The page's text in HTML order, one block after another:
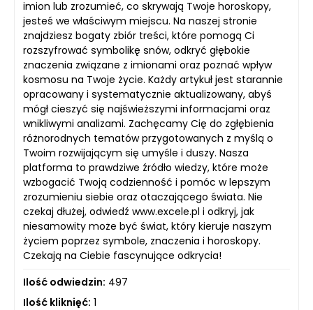
imion lub zrozumieć, co skrywają Twoje horoskopy,
jesteś we właściwym miejscu. Na naszej stronie
znajdziesz bogaty zbiór treści, które pomogą Ci
rozszyfrować symbolikę snów, odkryć głębokie
znaczenia związane z imionami oraz poznać wpływ
kosmosu na Twoje życie. Każdy artykuł jest starannie
opracowany i systematycznie aktualizowany, abyś
mógł cieszyć się najświeższymi informacjami oraz
wnikliwymi analizami. Zachęcamy Cię do zgłębienia
różnorodnych tematów przygotowanych z myślą o
Twoim rozwijającym się umyśle i duszy. Nasza
platforma to prawdziwe źródło wiedzy, które może
wzbogacić Twoją codzienność i pomóc w lepszym
zrozumieniu siebie oraz otaczającego świata. Nie
czekaj dłużej, odwiedź www.excele.pl i odkryj, jak
niesamowity może być świat, który kieruje naszym
życiem poprzez symbole, znaczenia i horoskopy.
Czekają na Ciebie fascynujące odkrycia!
Ilość odwiedzin: 497
Ilość kliknięć: 1